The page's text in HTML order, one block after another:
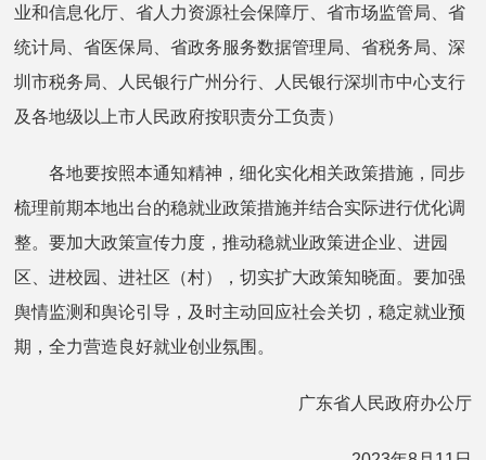
业和信息化厅、省人力资源社会保障厅、省市场监管局、省
统计局、省医保局、省政务服务数据管理局、省税务局、深
圳市税务局、人民银行广州分行、人民银行深圳市中心支行
及各地级以上市人民政府按职责分工负责）
各地要按照本通知精神，细化实化相关政策措施，同步
梳理前期本地出台的稳就业政策措施并结合实际进行优化调
整。要加大政策宣传力度，推动稳就业政策进企业、进园
区、进校园、进社区（村），切实扩大政策知晓面。要加强
舆情监测和舆论引导，及时主动回应社会关切，稳定就业预
期，全力营造良好就业创业氛围。
广东省人民政府办公厅